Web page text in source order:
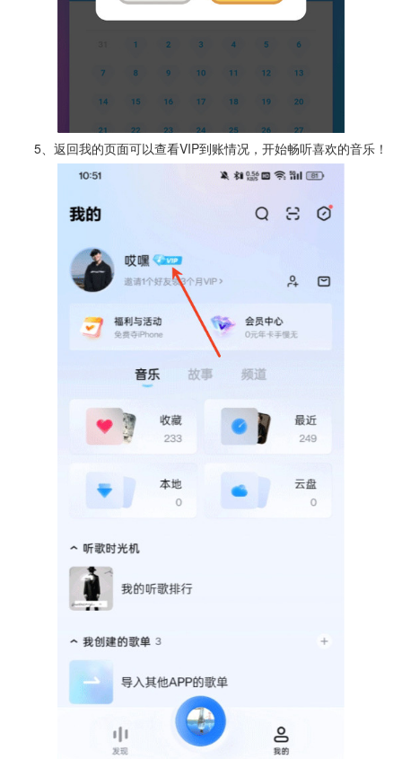
5、返回我的页面可以查看VIP到账情况，开始畅听喜欢的音乐！